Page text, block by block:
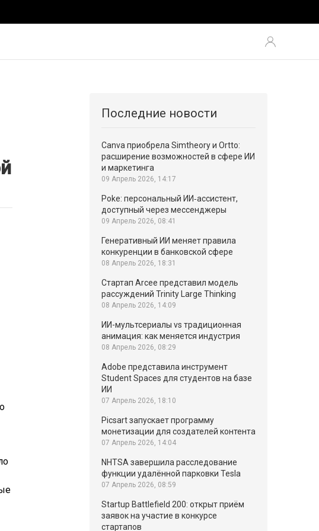
Последние новости
Canva приобрела Simtheory и Ortto:
расширение возможностей в сфере ИИ
и маркетинга
09 Апрель 2026, 14:17
Poke: персональный ИИ‑ассистент,
доступный через мессенджеры
09 Апрель 2026, 08:41
Генеративный ИИ меняет правила
конкуренции в банковской сфере
08 Апрель 2026, 18:31
Стартап Arcee представил модель
рассуждений Trinity Large Thinking
08 Апрель 2026, 14:09
ИИ-мультсериалы vs традиционная
анимация: как меняется индустрия
08 Апрель 2026, 08:29
Adobe представила инструмент
Student Spaces для студентов на базе
ИИ
07 Апрель 2026, 18:10
Picsart запускает программу
монетизации для создателей контента
07 Апрель 2026, 14:04
NHTSA завершила расследование
функции удалённой парковки Tesla
07 Апрель 2026, 08:59
Startup Battlefield 200: открыт приём
заявок на участие в конкурсе
стартапов